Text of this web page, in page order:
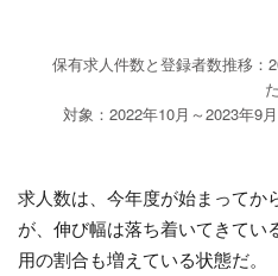
保有求人件数と登録者数推移：
対象：2022年10月～2023年9
求人数は、今年度が始まってか
が、伸び幅は落ち着いてきてい
用の割合も増えている状態だ。